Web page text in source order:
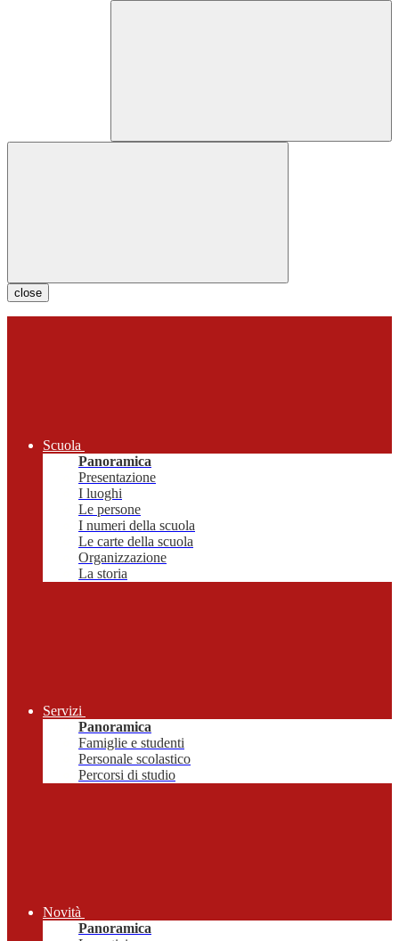
close
Scuola
Panoramica
Presentazione
I luoghi
Le persone
I numeri della scuola
Le carte della scuola
Organizzazione
La storia
Servizi
Panoramica
Famiglie e studenti
Personale scolastico
Percorsi di studio
Novità
Panoramica